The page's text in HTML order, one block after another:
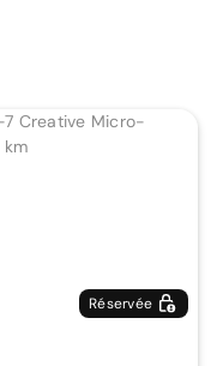
Réservée